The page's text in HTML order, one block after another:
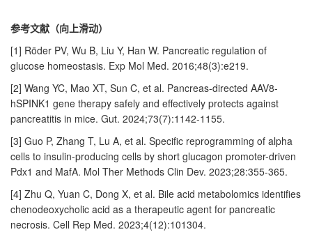
参考文献（向上滑动）
[1] Röder PV, Wu B, Liu Y, Han W. Pancreatic regulation of
glucose homeostasis. Exp Mol Med. 2016;48(3):e219.
[2] Wang YC, Mao XT, Sun C, et al. Pancreas-directed AAV8-
hSPINK1 gene therapy safely and effectively protects against
pancreatitis in mice. Gut. 2024;73(7):1142-1155.
[3] Guo P, Zhang T, Lu A, et al. Specific reprogramming of alpha
cells to insulin-producing cells by short glucagon promoter-driven
Pdx1 and MafA. Mol Ther Methods Clin Dev. 2023;28:355-365.
[4] Zhu Q, Yuan C, Dong X, et al. Bile acid metabolomics identifies
chenodeoxycholic acid as a therapeutic agent for pancreatic
necrosis. Cell Rep Med. 2023;4(12):101304.